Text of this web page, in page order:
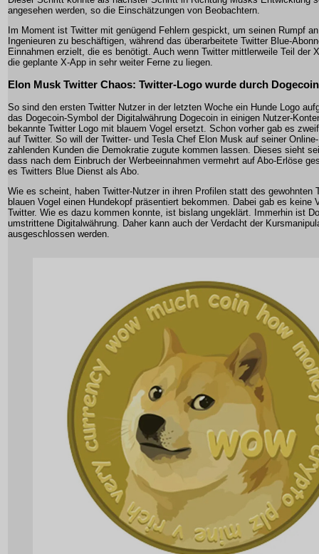
angesehen werden, so die Einschätzungen von Beobachtern.
Im Moment ist Twitter mit genügend Fehlern gespickt, um seinen Rumpf
Ingenieuren zu beschäftigen, während das überarbeitete Twitter Blue-
Einnahmen erzielt, die es benötigt. Auch wenn Twitter mittlerweile Teil der
die geplante X-App in sehr weiter Ferne zu liegen.
Elon Musk Twitter Chaos: Twitter-Logo wurde durch
So sind den ersten Twitter Nutzer in der letzten Woche ein Hunde Logo
das Dogecoin-Symbol der Digitalwährung Dogecoin in einigen Nutzer-
bekannte Twitter Logo mit blauem Vogel ersetzt. Schon vorher gab es
auf Twitter. So will der Twitter- und Tesla Chef Elon Musk auf seiner
zahlenden Kunden die Demokratie zugute kommen lassen. Dieses sieht
dass nach dem Einbruch der Werbeeinnahmen vermehrt auf Abo-Erlöse
es Twitters Blue Dienst als Abo.
Wie es scheint, haben Twitter-Nutzer in ihren Profilen statt des gewohnten
blauen Vogel einen Hundekopf präsentiert bekommen. Dabei gab es keine
Twitter. Wie es dazu kommen konnte, ist bislang ungeklärt. Immerhin ist
umstrittene Digitalwährung. Daher kann auch der Verdacht der
ausgeschlossen werden.